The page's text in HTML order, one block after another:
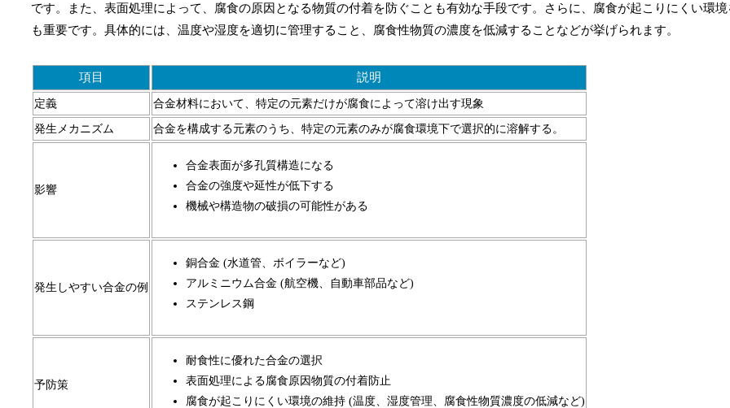
です。また、表面処理によって、腐食の原因となる物質の付着を防ぐことも有効な手段です。さらに、腐食が起こりにくい環境
も重要です。具体的には、温度や湿度を適切に管理すること、腐食性物質の濃度を低減することなどが挙げられます。
項目 説明
定義 合金材料において、特定の元素だけが腐食によって溶け出す現象
発生メカニズム 合金を構成する元素のうち、特定の元素のみが腐食環境下で選択的に溶解する。
影響
合金表面が多孔質構造になる
合金の強度や延性が低下する
機械や構造物の破損の可能性がある
発生しやすい合金の例
銅合金 (水道管、ボイラーなど)
アルミニウム合金 (航空機、自動車部品など)
ステンレス鋼
予防策
耐食性に優れた合金の選択
表面処理による腐食原因物質の付着防止
腐食が起こりにくい環境の維持 (温度、湿度管理、腐食性物質濃度の低減など)